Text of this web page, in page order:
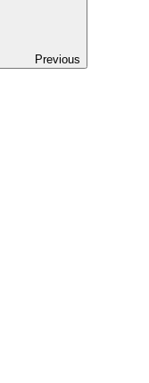
Previous